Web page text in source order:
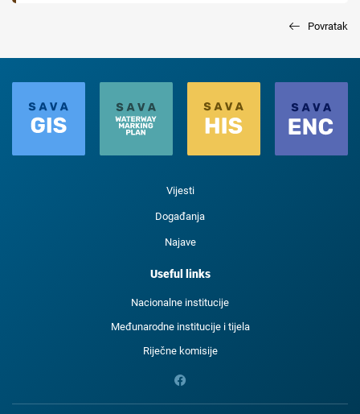
Povratak
Vijesti
Događanja
Najave
Useful links
Nacionalne institucije
Međunarodne institucije i tijela
Riječne komisije